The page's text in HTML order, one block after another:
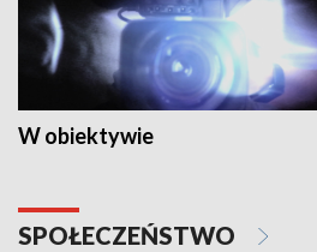
W obiektywie
SPOŁECZEŃSTWO